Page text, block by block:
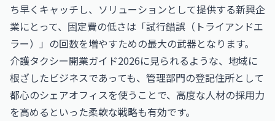
ち早くキャッチし、ソリューションとして提供する新興企
業にとって、固定費の低さは「試行錯誤（トライアンドエ
ラー）」の回数を増やすための最大の武器となります。
介護タクシー開業ガイド2026に見られるような、地域に
根ざしたビジネスであっても、管理部門の登記住所として
都心のシェアオフィスを使うことで、高度な人材の採用力
を高めるといった柔軟な戦略も有効です。